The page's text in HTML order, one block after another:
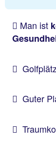
Man ist
Guter